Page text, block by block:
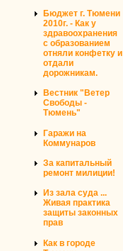
Бюджет г. Тюмени
2010г. - Как у
здравоохранения
с образованием
отняли конфетку и
отдали
дорожникам.
Вестник "Ветер
Свободы -
Тюмень"
Гаражи на
Коммунаров
За капитальный
ремонт милиции!
Из зала суда ...
Живая практика
защиты законных
прав
Как в городе